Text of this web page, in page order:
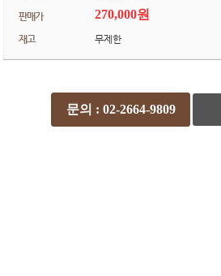
판매가
270,000원
재고 무제한
문의 : 02-2664-9809